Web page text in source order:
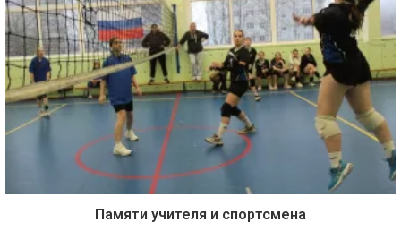
Памяти учителя и спортсмена